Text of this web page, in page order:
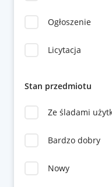
Ogłoszenie
Licytacja
Stan przedmiotu
Ze śladami
Bardzo dobry
Nowy